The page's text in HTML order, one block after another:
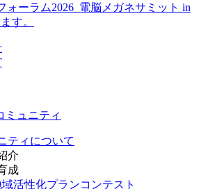
ォーラム2026_電脳メガネサミット in
す。
ティについて
介
成
活性化プランコンテスト